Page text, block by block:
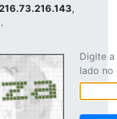
216.73.216.143,
Digite
lado no